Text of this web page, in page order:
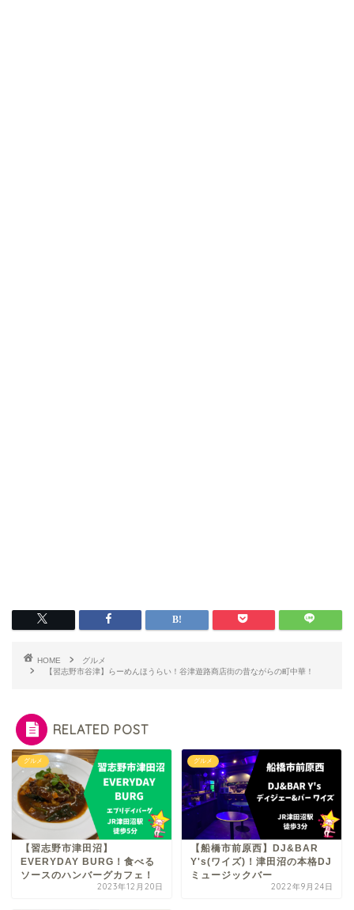
HOME
グルメ
【習志野市谷津】らーめんほうらい！谷津遊路商店街の昔ながらの町中華！
RELATED POST
グルメ
【習志野市津田沼】
EVERYDAY BURG！食べる
ソースのハンバーグカフェ！
2023年12月20日
グルメ
【船橋市前原西】DJ&BAR
Y's(ワイズ)！津田沼の本格DJ
ミュージックバー
2022年9月24日